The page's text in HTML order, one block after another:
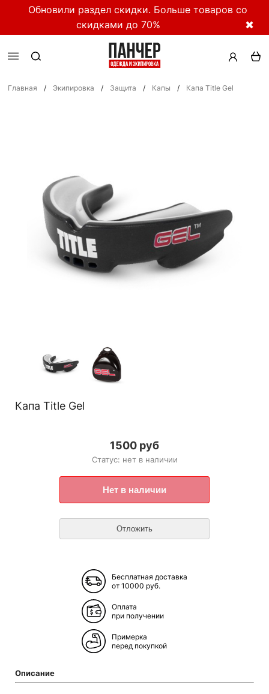
Обновили раздел скидки. Больше товаров со
скидками до 70%
✖
Главная / Экипировка / Защита / Капы / Капа Title Gel
Капа Title Gel
1500 руб
Статус: нет в наличии
Бесплатная доставка
от 10000 руб.
Оплата
при получении
Примерка
перед покупкой
Описание